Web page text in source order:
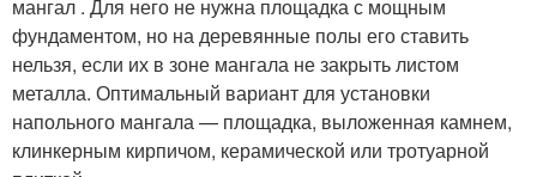
мангал . Для него не нужна площадка с мощным
фундаментом, но на деревянные полы его ставить
нельзя, если их в зоне мангала не закрыть листом
металла. Оптимальный вариант для установки
напольного мангала — площадка, выложенная камнем,
клинкерным кирпичом, керамической или тротуарной